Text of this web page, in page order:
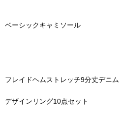
ベーシックキャミソール
フレイドヘムストレッチ9分丈デニム
デザインリング10点セット